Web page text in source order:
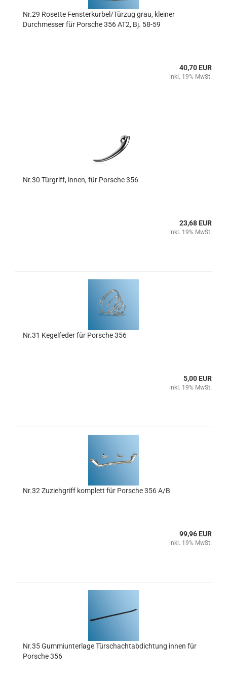
Nr.29 Rosette Fensterkurbel/Türzug grau, kleiner
Durchmesser für Porsche 356 AT2, Bj. 58-59
40,70 EUR
inkl. 19% MwSt.
Nr.30 Türgriff, innen, für Porsche 356
23,68 EUR
inkl. 19% MwSt.
Nr.31 Kegelfeder für Porsche 356
5,00 EUR
inkl. 19% MwSt.
Nr.32 Zuziehgriff komplett für Porsche 356 A/B
99,96 EUR
inkl. 19% MwSt.
Nr.35 Gummiunterlage Türschachtabdichtung innen für
Porsche 356